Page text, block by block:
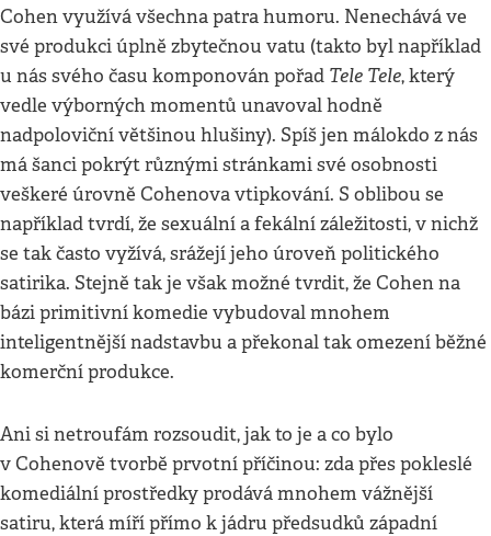
Cohen využívá všechna patra humoru. Nenechává ve
své produkci úplně zbytečnou vatu (takto byl například
u nás svého času komponován pořad Tele Tele, který
vedle výborných momentů unavoval hodně
nadpoloviční většinou hlušiny). Spíš jen málokdo z nás
má šanci pokrýt různými stránkami své osobnosti
veškeré úrovně Cohenova vtipkování. S oblibou se
například tvrdí, že sexuální a fekální záležitosti, v nichž
se tak často vyžívá, srážejí jeho úroveň politického
satirika. Stejně tak je však možné tvrdit, že Cohen na
bázi primitivní komedie vybudoval mnohem
inteligentnější nadstavbu a překonal tak omezení běžné
komerční produkce.
Ani si netroufám rozsoudit, jak to je a co bylo
v Cohenově tvorbě prvotní příčinou: zda přes pokleslé
komediální prostředky prodává mnohem vážnější
satiru, která míří přímo k jádru předsudků západní